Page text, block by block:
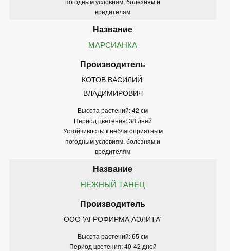
вредителям
МАРСИАНКА
КОТОВ ВАСИЛИЙ
ВЛАДИМИРОВИЧ
Высота растений: 42 см
Период цветения: 38 дней
Устойчивость: к неблагоприятным
погодным условиям, болезням и
вредителям
НЕЖНЫЙ ТАНЕЦ
ООО 'АГРОФИРМА АЭЛИТА'
Высота растений: 65 см
Период цветения: 40-42 дней